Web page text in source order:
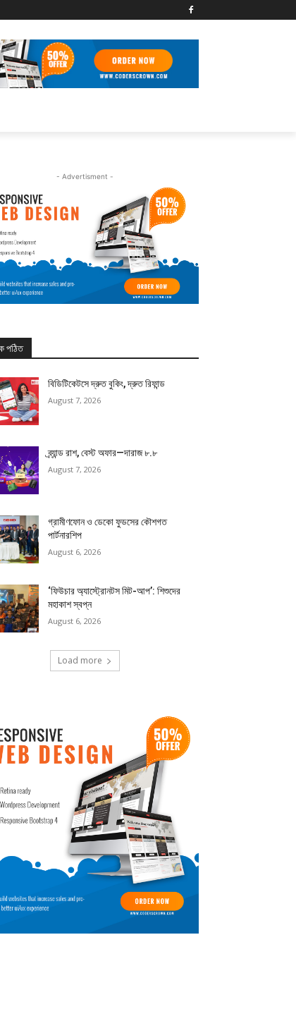
- Advertisment -
পঠিত
বিডিটিকেটসে দ্রুত বুকিং, দ্রুত রিফান্ড
August 7, 2026
ব্র্যান্ড রাশ, বেস্ট অফার—দারাজ ৮.৮
August 7, 2026
গ্রামীণফোন ও ডেকো ফুডসের কৌশগত
পার্টনারশিপ
August 6, 2026
‘ফিউচার অ্যাস্ট্রোনটস মিট-আপ’: শিশুদের
মহাকাশ স্বপ্ন
August 6, 2026
Load more